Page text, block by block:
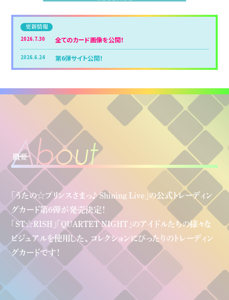
更新情報
2026.7.30 全てのカード画像を公開！
2026.6.24 第6弾サイト公開！
About
概要
「うたの☆プリンスさまっ♪ Shining Live」の公式トレーディン
グカード第6弾が発売決定！
「ST☆RISH」「QUARTET NIGHT」のアイドルたちの様々な
ビジュアルを使用した、 コレクションにぴったりのトレーディン
グカードです！